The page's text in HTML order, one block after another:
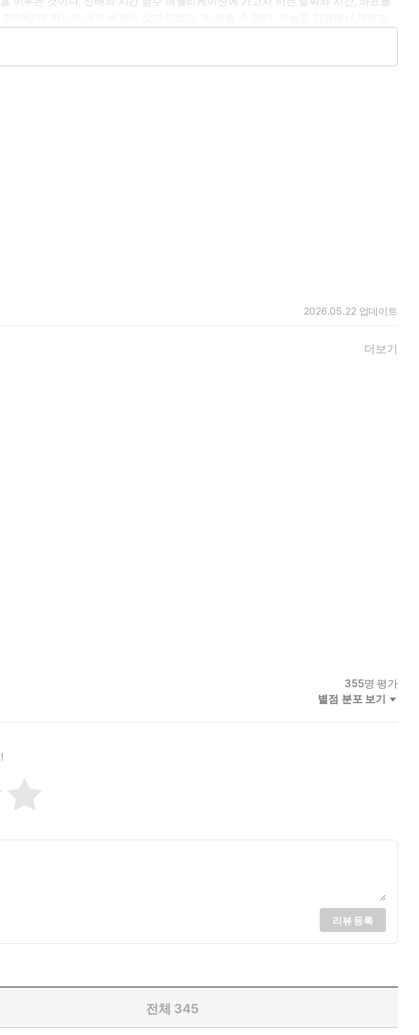
고 부르기로 한다. 그것이 시간술사 김민우를 99번이나 회귀하게 만든 인생 헷지의
2026.05.22 업데이트
더보기
355명 평가
별점 분포 보기
리뷰 등록
전체 345